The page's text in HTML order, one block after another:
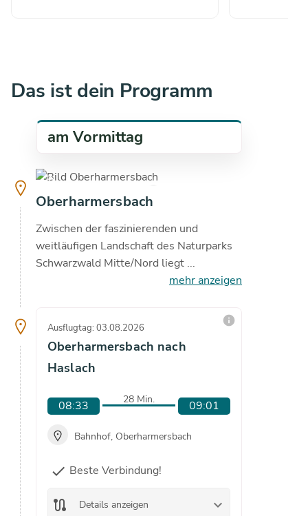
Das ist dein Programm
am Vormittag
copyright
Oberharmersbach
Zwischen der faszinierenden und
weitläufigen Landschaft des Naturparks
Schwarzwald Mitte/Nord liegt ...
mehr anzeigen
Ausflugtag: 03.08.2026
Oberharmersbach nach
Haslach
08:33 28 Min. 09:01
Bahnhof, Oberharmersbach
check Beste Verbindung!
route Details anzeigen keyboard_arrow_down
info